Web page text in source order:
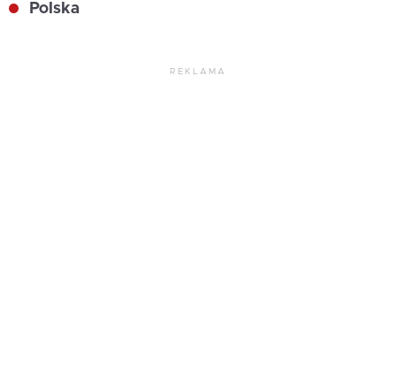
Polska
REKLAMA